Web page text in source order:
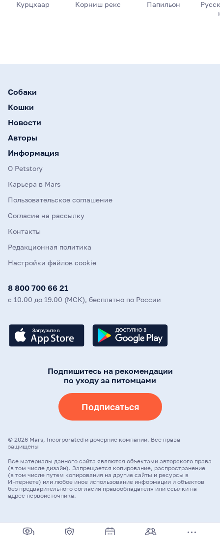
Курцхаар Корниш рекс Папильон
Собаки
Кошки
Новости
Авторы
Информация
О Petstory
Карьера в Mars
Пользовательское соглашение
Согласие на рассылку
Контакты
Редакционная политика
Настройки файлов cookie
8 800 700 66 21
с 10.00 до 19.00 (МСК), бесплатно по России
Подпишитесь на рекомендации
по уходу за питомцами
Подписаться
© 2026 Mars, Incorporated и дочерние компании. Все права
защищены
Все материалы данного сайта являются объектами авторского права
(в том числе дизайн). Запрещается копирование, распространение
(в том числе путем копирования на другие сайты и ресурсы в
Интернете) или любое иное использование информации и объектов
без предварительного согласия правообладателя или ссылки на
адрес первоисточника.